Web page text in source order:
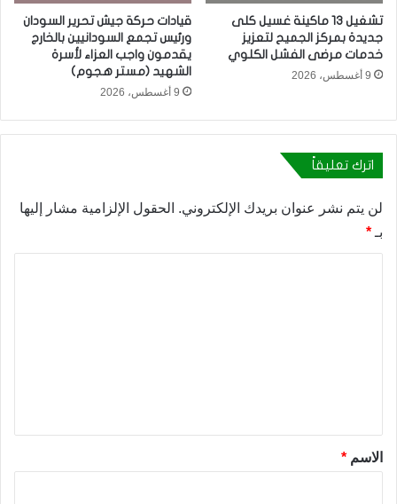
تشغيل 13 ماكينة غسيل كلى
جديدة بمركز الجميح لتعزيز
خدمات مرضى الفشل الكلوي
9 أغسطس، 2026
قيادات حركة جيش تحرير السودان
ورئيس تجمع السودانيين بالخارج
يقدمون واجب العزاء لأسرة
الشهيد (مستر هجوم)
9 أغسطس، 2026
اترك تعليقاً
لن يتم نشر عنوان بريدك الإلكتروني. الحقول الإلزامية مشار إليها
بـ *
*الاسم *